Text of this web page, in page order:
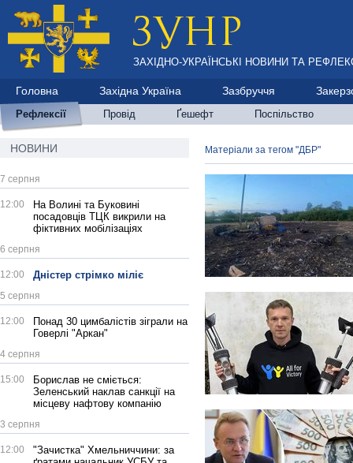
ЗАХІДНО-УКРАЇНСЬКІ НОВИНИ ТА
Головна Західна Україна Зазбруччя
Рефлексії Провід Ґешефт Поспільство
НОВИНИ
7 серпня
12:00
На Волині та Буковині
посадовців ТЦК викрили на
фіктивних мобілізаціях
6 серпня
12:00 Дністер стрімко міліє
5 серпня
12:00
Понад 30 цимбалістів зіграли на
Говерлі "Аркан"
4 серпня
15:00
Борислав не сміється:
Зеленський наклав санкції на
місцеву нафтову компанію
3 серпня
12:00
"Зачистка" Хмельниччини: за
Матеріали за тегом "ДБР"